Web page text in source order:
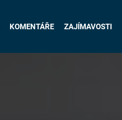
KOMENTÁŘE ZAJÍMAVOSTI